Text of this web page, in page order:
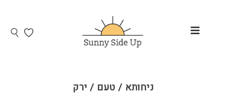
ניחותא / טעם / ירק